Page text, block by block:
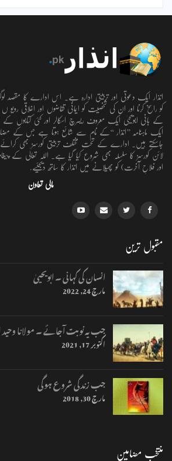
انذار ایک دعوتی اور تربیتی ادارہ ہے۔ اس ادارے کا مقصد
کو راسخ کرنا اور ان کی شخصیت کو ایمانی تقاضوں اور اخلاقی
کے بانی ابویحییٰ ایک معروف ریسرچ اسکالر اور کئی کتابوں
ایک ماہنامہ ’’انذار ‘‘کے نام سے شائع ہوتا ہے جس کے
جاسکتے ہیں۔ ادارے کے تحت مختلف تربیتی کورسز بھی
لائن کورسز کا سلسلہ بھی شروع کیا گیا ہے۔ اللہ تعالٰی کے
اور فلاحِ آخرت) کو پھیلانے میں انذار کا ساتھ دیجئیے.
مالی تعاون
مقبول ترین
انسان کی کہانی ۔ ابویحییٰ
مارچ 24, 2022
جب یہ نوبت آجائے ۔ مولانا
اکتوبر 17, 2021
جب زندگی شروع ہوگی
مارچ 30, 2018
منتخب مضامین